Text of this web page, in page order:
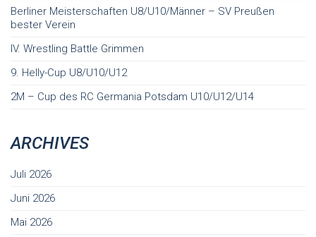
Berliner Meisterschaften U8/U10/Männer – SV Preußen
bester Verein
IV. Wrestling Battle Grimmen
9. Helly-Cup U8/U10/U12
2M – Cup des RC Germania Potsdam U10/U12/U14
ARCHIVES
Juli 2026
Juni 2026
Mai 2026